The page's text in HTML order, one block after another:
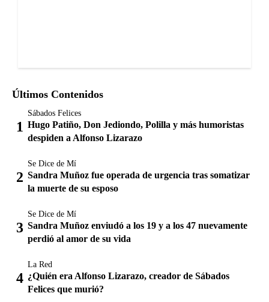
Últimos Contenidos
Sábados Felices
Hugo Patiño, Don Jediondo, Polilla y más humoristas
despiden a Alfonso Lizarazo
Se Dice de Mí
Sandra Muñoz fue operada de urgencia tras somatizar
la muerte de su esposo
Se Dice de Mí
Sandra Muñoz enviudó a los 19 y a los 47 nuevamente
perdió al amor de su vida
La Red
¿Quién era Alfonso Lizarazo, creador de Sábados
Felices que murió?